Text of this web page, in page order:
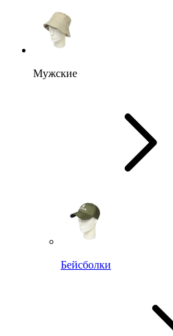
Мужские
Бейсболки